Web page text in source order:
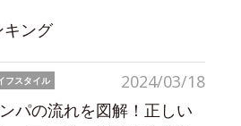
ング
2024/03/18
フスタイル
パの流れを図解！正しい